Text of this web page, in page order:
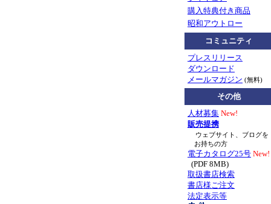
購入特典付き商品
昭和アウトロー
コミュニティ
プレスリリース
ダウンロード
メールマガジン (無料)
その他
人材募集 New!
販売提携
ウェブサイト、ブログを
お持ちの方
電子カタログ25号 New!
(PDF 8MB)
取扱書店検索
書店様ご注文
法定表示等